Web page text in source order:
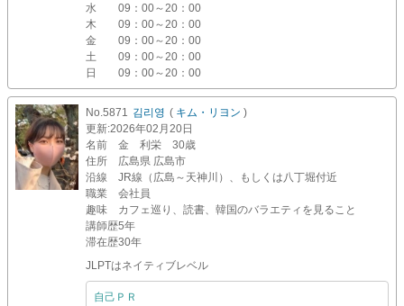
水
09：00～20：00
木
09：00～20：00
金
09：00～20：00
土
09：00～20：00
日
09：00～20：00
No.5871 김리영 ( キム・リヨン )
更新:2026年02月20日
名前
金 利栄 30歳
住所
広島県 広島市
沿線
JR線（広島～天神川）、もしくは八丁堀付近
職業
会社員
趣味
カフェ巡り、読書、韓国のバラエティを見ること
講師歴5年
滞在歴30年
JLPTはネイティブレベル
自己ＰＲ